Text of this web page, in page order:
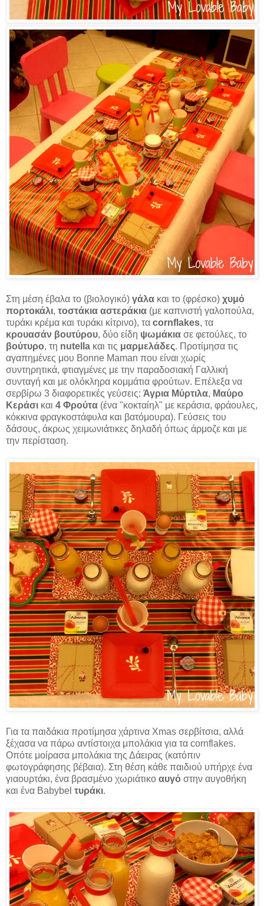
Στη μέση έβαλα το (βιολογικό) γάλα και το (φρέσκο) χυμό
πορτοκάλι, τοστάκια αστεράκια (με καπνιστή γαλοπούλα,
τυράκι κρέμα και τυράκι κίτρινο), τα cornflakes, τα
κρουασάν βουτύρου, δύο είδη ψωμάκια σε φετούλες, το
βούτυρο, τη nutella και τις μαρμελάδες. Προτίμησα τις
αγαπημένες μου Bonne Maman που είναι χωρίς
συντηρητικά, φτιαγμένες με την παραδοσιακή Γαλλική
συνταγή και με ολόκληρα κομμάτια φρούτων. Επέλεξα να
σερβίρω 3 διαφορετικές γεύσεις: Άγρια Μύρτιλα, Μαύρο
Κεράσι και 4 Φρούτα (ένα "κοκταίηλ" με κεράσια, φράουλες,
κόκκινα φραγκοστάφυλα και βατόμουρα). Γεύσεις του
δάσους, άκρως χειμωνιάτικες δηλαδή όπως άρμοζε και με
την περίσταση.
Για τα παιδάκια προτίμησα χάρτινα Xmas σερβίτσια, αλλά
ξέχασα να πάρω αντίστοιχα μπολάκια για τα cornflakes.
Οπότε μοίρασα μπολάκια της Δάειρας (κατόπιν
φωτογράφησης βέβαια). Στη θέση κάθε παιδιού υπήρχε ένα
γιαουρτάκι, ένα βρασμένο χωριάτικο αυγό στην αυγοθήκη
και ένα Babybel τυράκι.